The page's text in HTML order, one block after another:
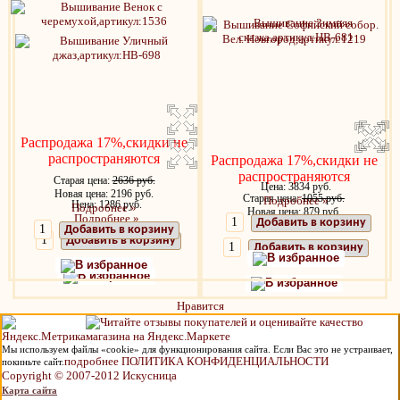
Цена: 1286 руб.
Подробнее »
Добавить в корзину
В избранное
Распродажа 17%,скидки не
распространяются
Старая цена:1055 руб.
Новая цена: 879 руб.
Подробнее »
Добавить в корзину
В избранное
Распродажа 17%,скидки не
распространяются
Старая цена:2636 руб.
Новая цена: 2196 руб.
Подробнее »
Добавить в корзину
В избранное
Цена: 3834 руб.
Подробнее »
Добавить в корзину
В избранное
Нравится
Мы используем файлы «cookie» для функционирования сайта. Если Вас это не устраивает,
покиньте сайт.подробнее ПОЛИТИКА КОНФИДЕНЦИАЛЬНОСТИ
Copyright © 2007-2012 Искусница
Карта сайта